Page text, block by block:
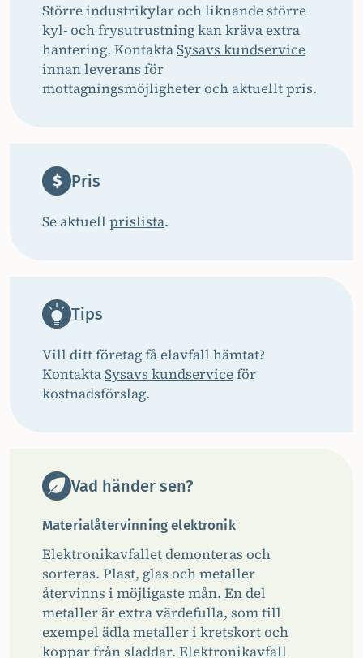
Större industrikylar och liknande större
kyl- och frysutrustning kan kräva extra
hantering. KontaktaSysavs kundservice
innan leverans för
mottagningsmöjligheter och aktuellt pris.
Pris
Se aktuell prislista.
Tips
Vill ditt företag få elavfall hämtat?
KontaktaSysavs kundserviceför
kostnadsförslag.
Vad händer sen?
Materialåtervinning elektronik
Elektronikavfallet demonteras och
sorteras. Plast, glas och metaller
återvinns i möjligaste mån. En del
metaller är extra värdefulla, som till
exempel ädla metaller i kretskort och
koppar från sladdar. Elektronikavfall